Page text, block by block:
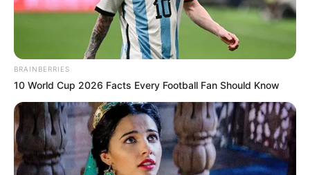
BRAINBERRIES
10 World Cup 2026 Facts Every Football Fan Should Know